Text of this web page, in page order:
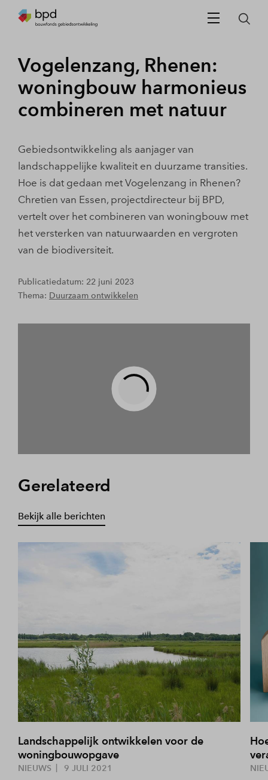
Vogelenzang, Rhenen:
woningbouw harmonieus
combineren met natuur
Gebiedsontwikkeling als aanjager van
landschappelijke kwaliteit en duurzame transities.
Hoe is dat gedaan met Vogelenzang in Rhenen?
Chretien van Essen, projectdirecteur bij BPD,
vertelt over het combineren van woningbouw met
het versterken van natuurwaarden en vergroten
van de biodiversiteit.
Publicatiedatum: 22 juni 2023
Thema: Duurzaam ontwikkelen
Play
Gerelateerd
Bekijk alle berichten
Landschappelijk ontwikkelen voor de
woningbouwopgave
NIEUWS 9 JULI 2021